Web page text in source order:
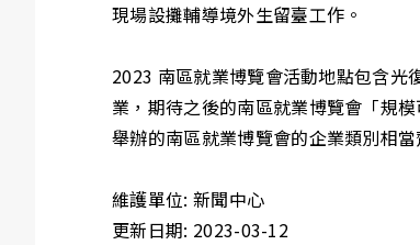
現場設攤輔導境外生留臺工作。
2023 南區就業博覽會活動地點包含光
業，期待之後的南區就業博覽會「規
舉辦的南區就業博覽會的企業類別相
維護單位: 新聞中心
更新日期: 2023-03-12